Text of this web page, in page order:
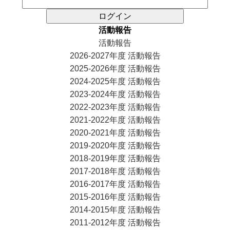
ン
活動報告
活動報告
2026-2027年度 活動報告
2025-2026年度 活動報告
2024-2025年度 活動報告
2023-2024年度 活動報告
2022-2023年度 活動報告
2021-2022年度 活動報告
2020-2021年度 活動報告
2019-2020年度 活動報告
2018-2019年度 活動報告
2017-2018年度 活動報告
2016-2017年度 活動報告
2015-2016年度 活動報告
2014-2015年度 活動報告
2011-2012年度 活動報告